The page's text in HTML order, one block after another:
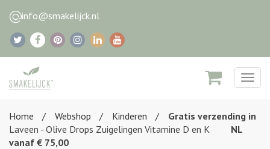
info@smakelijck.nl
Home
Webshop
Kinderen
Laveen - Olive Drops Zuigelingen Vitamine D en K
Gratis verzending in
NL
vanaf € 75,00